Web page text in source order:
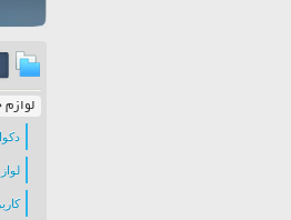
لوازم